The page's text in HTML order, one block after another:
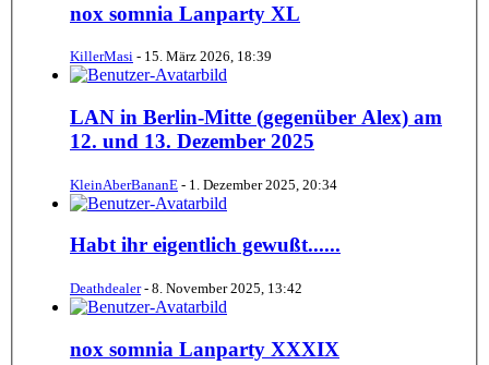
nox somnia Lanparty XL
KillerMasi - 15. März 2026, 18:39
LAN in Berlin-Mitte (gegenüber Alex) am
12. und 13. Dezember 2025
KleinAberBananE - 1. Dezember 2025, 20:34
Habt ihr eigentlich gewußt......
Deathdealer- 8. November 2025, 13:42
nox somnia Lanparty XXXIX